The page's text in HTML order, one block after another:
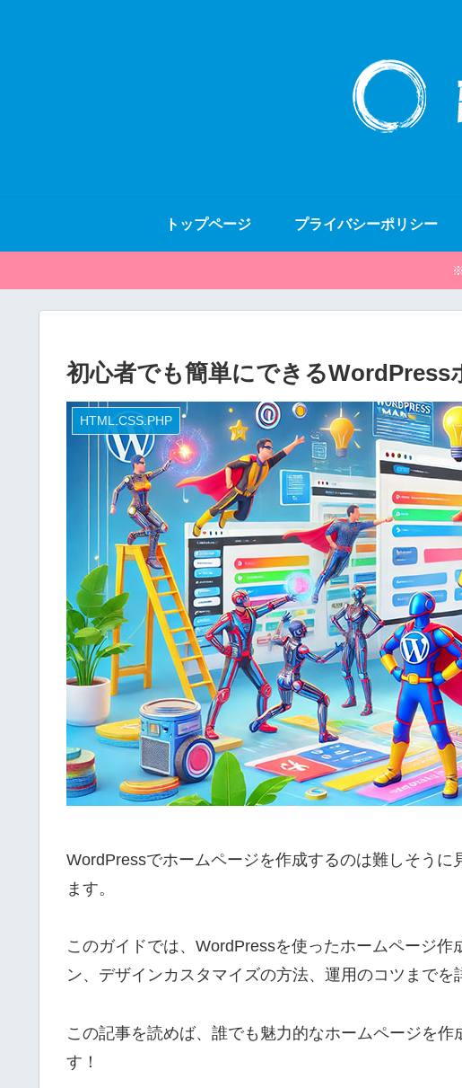
トップページ プライバシーポリシー
初心者でも簡単にできるWordPress
HTML.CSS.PHP
WordPressでホームページを作成するのは難しそう
ます。
このガイドでは、WordPressを使ったホームページ
ン、デザインカスタマイズの方法、運用のコツまでを
この記事を読めば、誰でも魅力的なホームページを
す！